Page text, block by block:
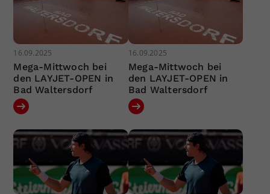
16.09.2025
Mega-Mittwoch bei
den LAYJET-OPEN in
Bad Waltersdorf
16.09.2025
Mega-Mittwoch bei
den LAYJET-OPEN in
Bad Waltersdorf